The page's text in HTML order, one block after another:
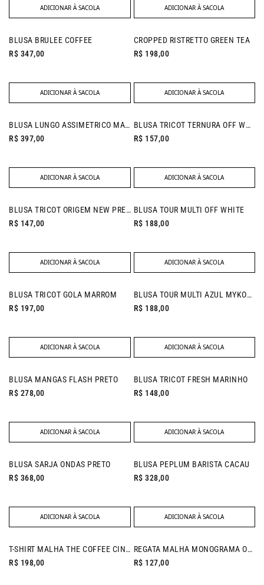
ADICIONAR À SACOLA ADICIONAR À SACOLA
NEW IN
BLUSA BRULEE COFFEE
R$ 347,00
ADICIONAR À SACOLA
CROPPED RISTRETTO GREEN TEA
R$ 198,00
ADICIONAR À SACOLA
BLUSA LUNGO ASSIMETRICO MARINHO
R$ 397,00
ADICIONAR À SACOLA
NEW IN
BLUSA TRICOT TERNURA OFF WHITE
R$ 157,00
ADICIONAR À SACOLA
BLUSA TRICOT ORIGEM NEW PRETO
R$ 147,00
ADICIONAR À SACOLA
NEW IN
BLUSA TOUR MULTI OFF WHITE
R$ 188,00
ADICIONAR À SACOLA
BLUSA TRICOT GOLA MARROM
R$ 197,00
ADICIONAR À SACOLA
NEW IN
BLUSA TOUR MULTI AZUL MYKONOS
R$ 188,00
ADICIONAR À SACOLA
NEW IN
BLUSA MANGAS FLASH PRETO
R$ 278,00
ADICIONAR À SACOLA
NEW IN
BLUSA TRICOT FRESH MARINHO
R$ 148,00
ADICIONAR À SACOLA
NEW IN
BLUSA SARJA ONDAS PRETO
R$ 368,00
ADICIONAR À SACOLA
BLUSA PEPLUM BARISTA CACAU
R$ 328,00
ADICIONAR À SACOLA
T-SHIRT MALHA THE COFFEE CINZA ESTONADO
R$ 198,00
NEW IN
REGATA MALHA MONOGRAMA OFF WHITE
R$ 127,00